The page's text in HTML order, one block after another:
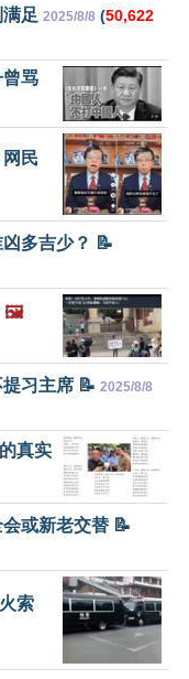
足 2025/8/8 (50,622
曾骂
网民
多吉少？ 📝
🖼️
习主席 📝 2025/8/8
真实
或新老交替 📝
索